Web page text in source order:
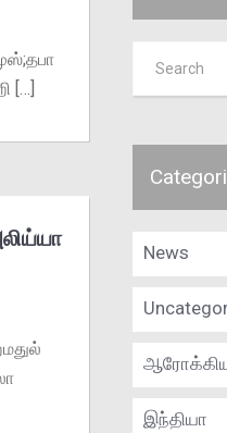
[…]
News
இந்தியா